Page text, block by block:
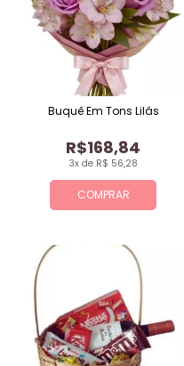
COMPRAR
3x de R$ 56,28
R$168,84
Buquê Em Tons Lilás